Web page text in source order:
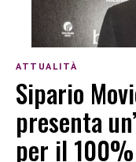
ATTUALITÀ
Sipario
presenta
per il